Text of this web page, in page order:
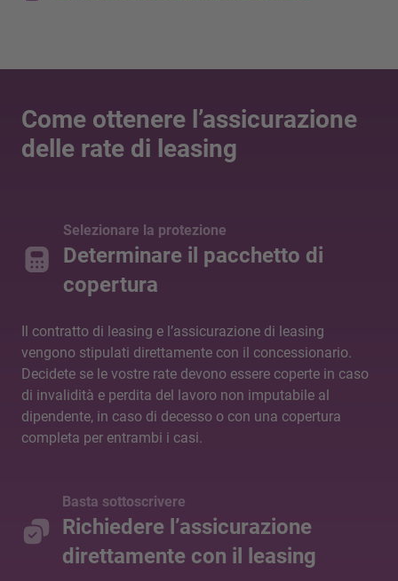
Come ottenere l’assicurazione
delle rate di leasing
Selezionare la protezione
Determinare il pacchetto di
copertura
Il contratto di leasing e l’assicurazione di leasing
vengono stipulati direttamente con il concessionario.
Decidete se le vostre rate devono essere coperte in caso
di invalidità e perdita del lavoro non imputabile al
dipendente, in caso di decesso o con una copertura
completa per entrambi i casi.
Basta sottoscrivere
Richiedere l’assicurazione
direttamente con il leasing